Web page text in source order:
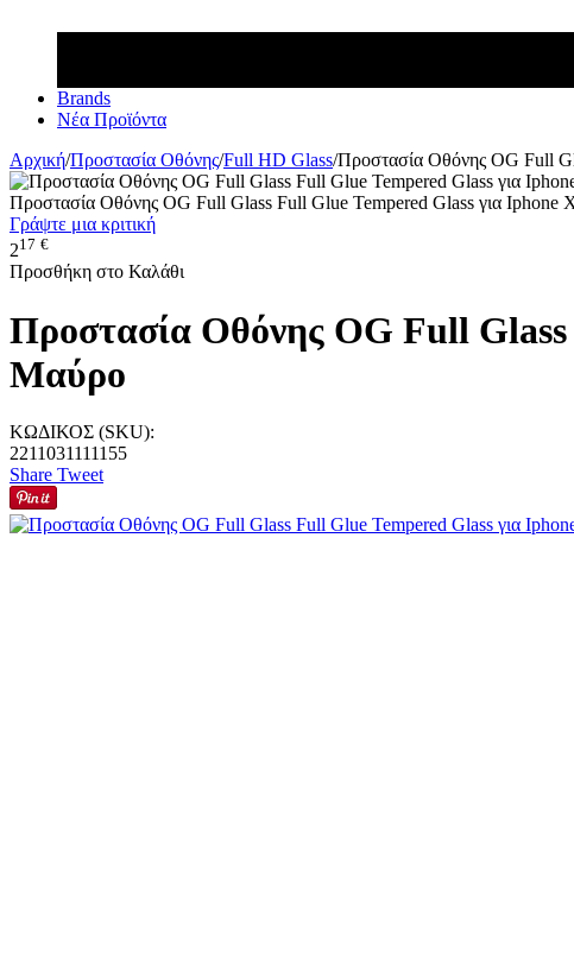
Brands
Νέα Προϊόντα
Αρχική/Προστασία Οθόνης/Full HD Glass/Προστασία Οθόνης OG Full
Προστασία Οθόνης OG Full Glass Full Glue Tempered Glass για
Γράψτε μια κριτική
217 €
Προσθήκη στο Καλάθι
Προστασία Οθόνης OG Full
Μαύρο
ΚΩΔΙΚΟΣ (SKU):
2211031111155
Share Tweet